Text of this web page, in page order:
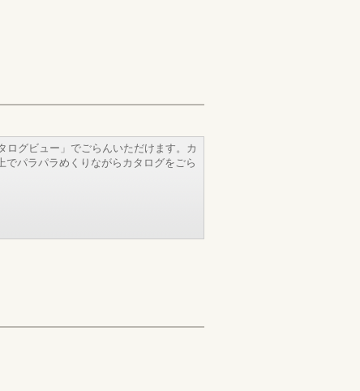
ログビュー」でごらんいただけます。カ
でパラパラめくりながらカタログをごら